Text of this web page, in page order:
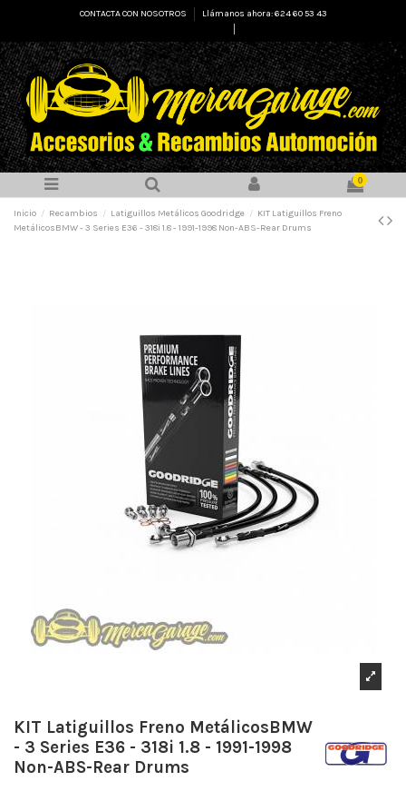
CONTACTA CON NOSOTROS
Llámanos ahora: 624 60 53 43
0
Inicio Recambios Latiguillos Metálicos Goodridge
KIT Latiguillos Freno
MetálicosBMW - 3 Series E36 - 318i 1.8 - 1991-1998 Non-ABS-Rear Drums
KIT Latiguillos Freno MetálicosBMW
- 3 Series E36 - 318i 1.8 - 1991-1998
Non-ABS-Rear Drums